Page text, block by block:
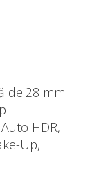
de 28 mm
HDR,
Up,